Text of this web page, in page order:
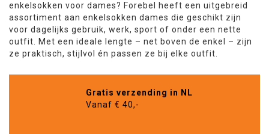
enkelsokken voor dames? Forebel heeft een uitgebreid
assortiment aan enkelsokken dames die geschikt zijn
voor dagelijks gebruik, werk, sport of onder een nette
outfit. Met een ideale lengte – net boven de enkel – zijn
ze praktisch, stijlvol én passen ze bij elke outfit.
Gratis verzending in NL
Vanaf € 40,-